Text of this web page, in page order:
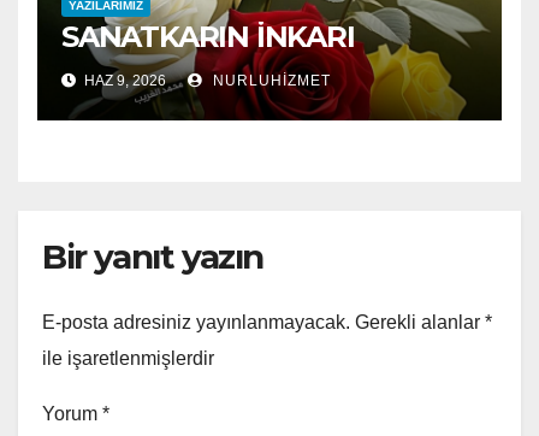
YAZILARIMIZ
SANATKARIN İNKARI
HAZ 9, 2026 NURLUHIZMET
Bir yanıt yazın
E-posta adresiniz yayınlanmayacak. Gerekli alanlar *
ile işaretlenmişlerdir
Yorum *